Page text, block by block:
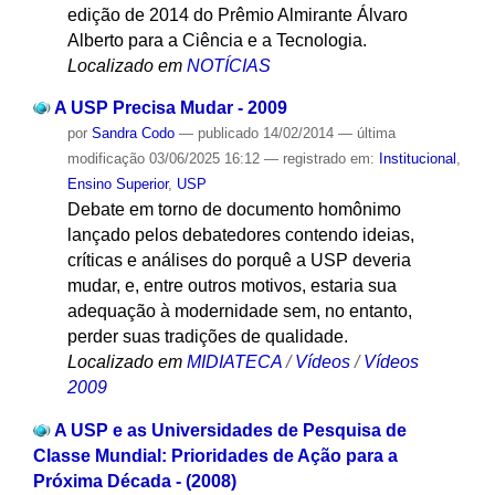
edição de 2014 do Prêmio Almirante Álvaro
Alberto para a Ciência e a Tecnologia.
Localizado em NOTÍCIAS
A USP Precisa Mudar - 2009
por Sandra Codo — publicado14/02/2014 — última
modificação03/06/2025 16:12 — registrado em: Institucional ,
Ensino Superior, USP
Debate em torno de documento homônimo
lançado pelos debatedores contendo ideias,
críticas e análises do porquê a USP deveria
mudar, e, entre outros motivos, estaria sua
adequação à modernidade sem, no entanto,
perder suas tradições de qualidade.
Localizado em MIDIATECA /Vídeos /Vídeos
2009
A USP e as Universidades de Pesquisa de
Classe Mundial: Prioridades de Ação para a
Próxima Década - (2008)